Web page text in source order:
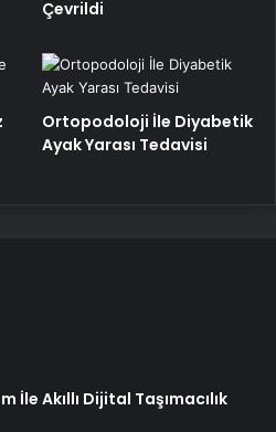
Çevrildi
Ortopodoloji İle Diyabetik
Ayak Yarası Tedavisi
İle Akıllı Dijital Taşımacılık